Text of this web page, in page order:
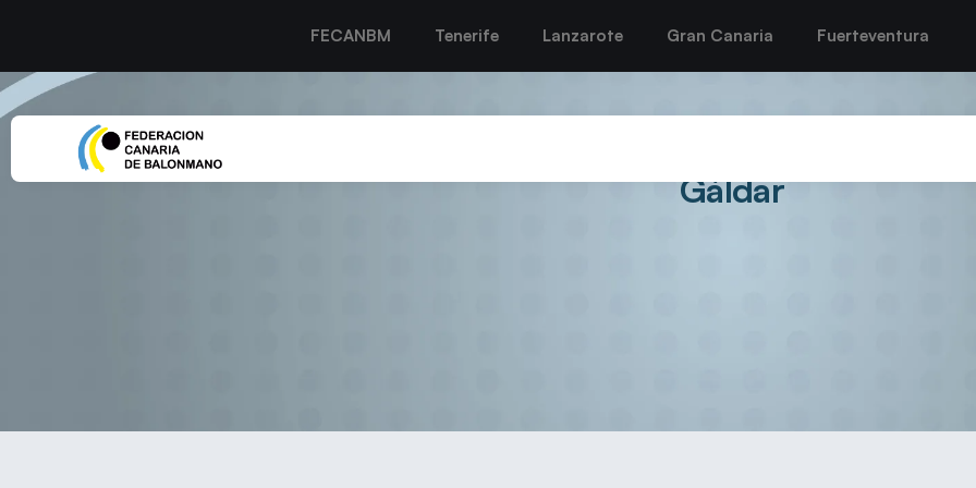
FECANBM Tenerife Lanzarote Gran Canaria Fuerteventura
Dulcería Castellano reafirma su apoyo al balonmano
Gáldar